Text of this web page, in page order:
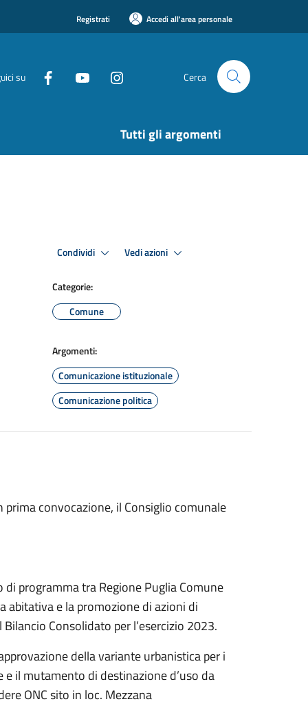
Registrati Accedi all'area personale
su Cerca
Tutti gli argomenti
Condividi Vedi azioni
Categorie:
Comune
Argomenti:
Comunicazione istituzionale
Comunicazione politica
convocazione, il Consiglio comunale
programma tra Regione Puglia Comune
abitativa e la promozione di azioni di
Consolidato per l’esercizio 2023.
della variante urbanistica per i
il mutamento di destinazione d’uso da
ONC sito in loc. Mezzana